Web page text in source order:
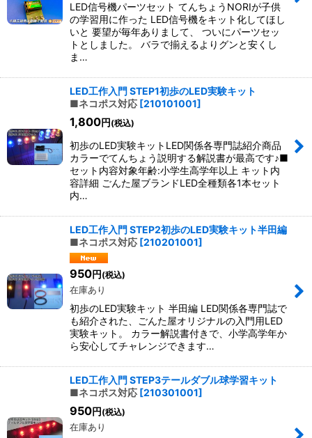
LED信号機パーツセット てんちょうNORIが子供
の学習用に作った LED信号機をキット化してほし
いと 要望が毎年ありまして、 ついにパーツセッ
トとしました。 バラで揃えるよりグンと安くし
ま…
LED工作入門 STEP1初歩のLED実験キット
■ネコポス対応 [210101001]
1,800円 (税込)
初歩のLED実験キットLED関係各専門誌紹介商品
カラーでてんちょう説明する解説書が最高です♪■
セット内容対象年齢:小学生高学年以上 キット内
容詳細 ごんた屋ブランドLED全種類各1本セット
内…
LED工作入門 STEP2初歩のLED実験キット半田編
■ネコポス対応 [210201001]
950円 (税込)
在庫あり
初歩のLED実験キット 半田編 LED関係各専門誌で
も紹介された、ごんた屋オリジナルの入門用LED
実験キット。 カラー解説書付きで、小学高学年か
ら安心してチャレンジできます…
LED工作入門 STEP3テールダブル球学習キット
■ネコポス対応 [210301001]
950円 (税込)
在庫あり